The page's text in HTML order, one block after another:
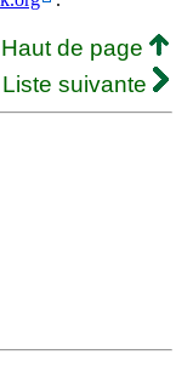
Haut de page
Liste suivante